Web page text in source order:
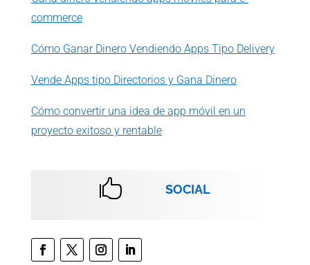
commerce
Cómo Ganar Dinero Vendiendo Apps Tipo Delivery
Vende Apps tipo Directorios y Gana Dinero
Cómo convertir una idea de app móvil en un
proyecto exitoso y rentable
 SOCIAL